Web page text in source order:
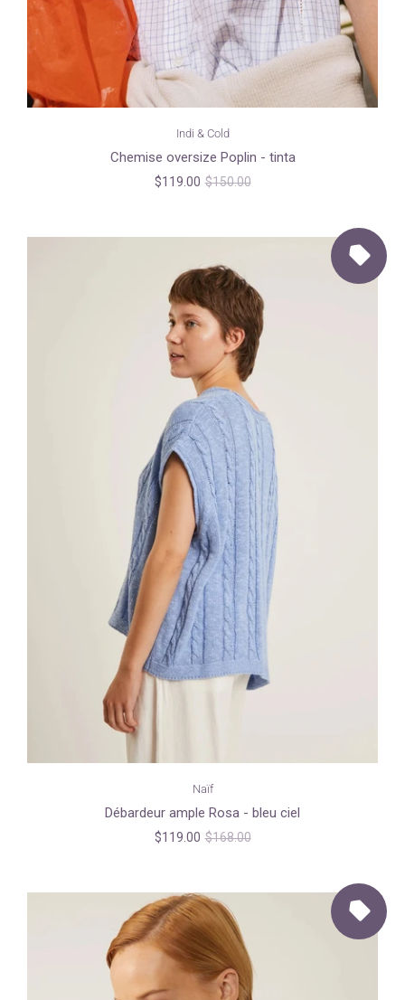
Indi & Cold
Chemise oversize Poplin - tinta
$119.00 $150.00
Naïf
Débardeur ample Rosa - bleu ciel
$119.00 $168.00